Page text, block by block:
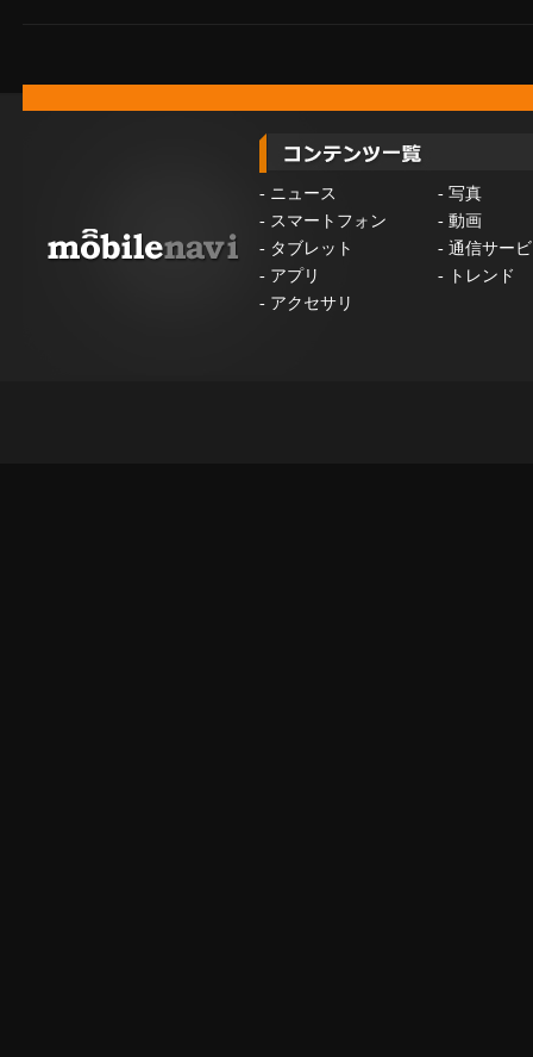
- ニュース - 写真
- スマートフォン - 動画
- タブレット - 通信サー
- アプリ -
トレンド
- アクセサリ